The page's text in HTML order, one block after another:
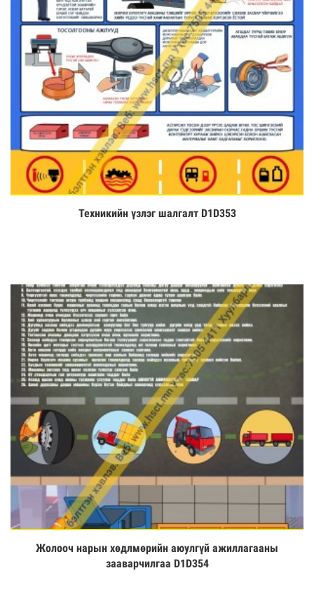
Үзэх
Техникийн үзлэг шалгалт D1D353
Үзэх
Жолооч нарын хөдлмөрийн аюулгүй ажиллагааны
зааварчилгаа D1D354